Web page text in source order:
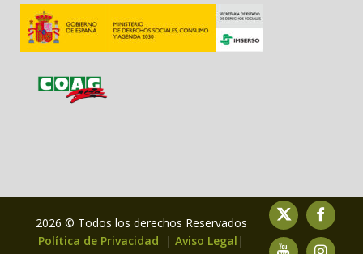
2026 © Todos los derechos Reservados
Política de Privacidad
| Aviso Legal |